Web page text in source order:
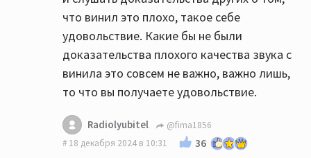
что винил это плохо, такое себе
удовольствие. Какие бы не были
доказательства плохого качества звука с
винила это совсем не важно, важно лишь,
то что вы получаете удовольствие.
Radiolyubitel
@fima1856
18 декабря 2024 в 10:31
36